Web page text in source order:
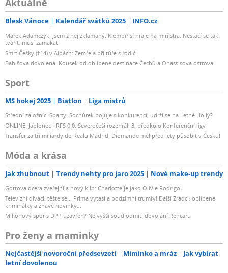
Aktuálně
Blesk Vánoce Kalendář svátků 2025 INFO.cz
Marek Adamczyk: Jsem z něj zklamaný. Klempíř si hraje na ministra. Nestačí se tak
tvářit, musí zamakat
Smrt Češky (†14) v Alpách: Zemřela při túře s rodiči
Babišova dovolená: Kousek od oblíbené destinace Čechů a Onassisova ostrova
Sport
MS hokej 2025 Biatlon Liga mistrů
Střední záložníci Sparty: Sochůrek bojuje s konkurencí, udrží se na Letné Hollý?
ONLINE: Jablonec - RFS 0:0. Severočeši rozehráli 3. předkolo Konferenční ligy
Transfer za tři miliardy do Realu Madrid: Diomande měl před lety působit v Česku!
Móda a krása
Jak zhubnout Trendy nehty pro jaro 2025 Nové make-up trendy
Gottova dcera zveřejnila nový klip: Charlotte je jako Olivie Rodrigo!
Televizní diváci, těšte se... Prima vytasila podzimní trumfy! Další Zrádci, oblíbené
kriminálky a žhavé novinky...
Milionový spor s DPP uzavřen? Nejvyšší soud odmítl dovolání Rencaru
Pro ženy a maminky
Nejčastější novoroční předsevzetí Miminko a mráz
Jak vybírat
letní dovolenou